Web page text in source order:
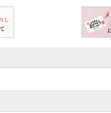
レトルトカレー
シャルキュトリー
目録ギフト